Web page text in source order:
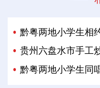
黔粤两地小学生相
贵州六盘水市手工
黔粤两地小学生同